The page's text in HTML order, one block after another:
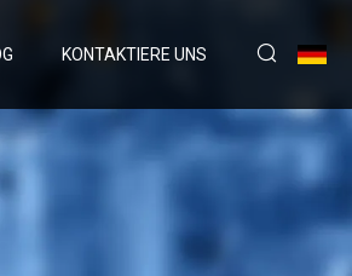
KONTAKTIERE UNS